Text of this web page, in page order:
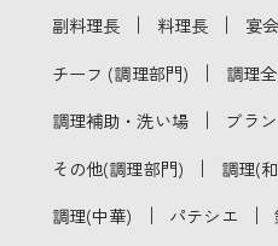
副料理長 ｜ 料理長 ｜ 宴
チーフ (調理部門) ｜ 調理
調理補助・洗い場 ｜ ブラ
その他(調理部門) ｜ 調理(
調理(中華) ｜ パテシエ ｜